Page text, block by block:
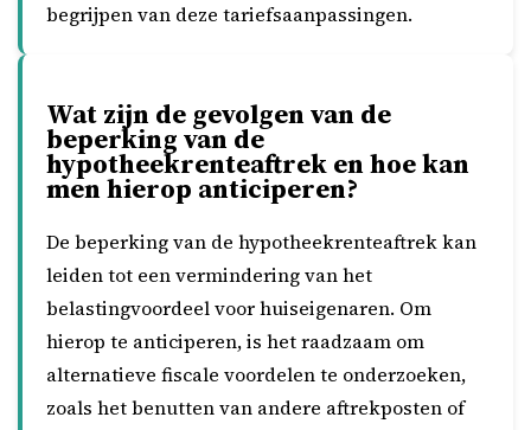
begrijpen van deze tariefsaanpassingen.
Wat zijn de gevolgen van de
beperking van de
hypotheekrenteaftrek en hoe kan
men hierop anticiperen?
De beperking van de hypotheekrenteaftrek kan
leiden tot een vermindering van het
belastingvoordeel voor huiseigenaren. Om
hierop te anticiperen, is het raadzaam om
alternatieve fiscale voordelen te onderzoeken,
zoals het benutten van andere aftrekposten of